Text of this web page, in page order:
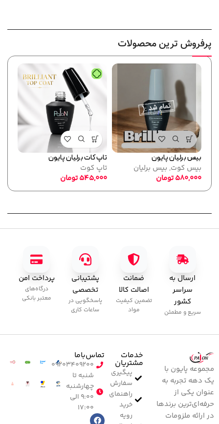
پرفروش ترین محصولات
بیس برلیان پایون
بیس کوت, بیس برلیان
580,000تومان
تاپ کات برلیان پایون
تاپ کوت
545,000تومان
ارسال به
سراسر
کشور
سریع و مطمئن
ضمانت
اصالت کالا
تضمین کیفیت
مواد
پشتیبانی
تخصصی
پاسخگویی در
ساعات کاری
پرداخت امن
درگاه‌های
معتبر بانکی
مجموعه پایون با
یک دهه تجربه به
عنوان یکی از
حرفه‌ای‌ترین برندها
در ارائه ملزومات
خدمات
مشتریان
پیگیری
سفارش
راهنمای
خرید
رویه
تماس‌با‌ما
۰۹۲۰۳۴۰۹۲۰۰
شنبه تا
چهارشنبه
۹:۰۰ الی
۱۷:۰۰